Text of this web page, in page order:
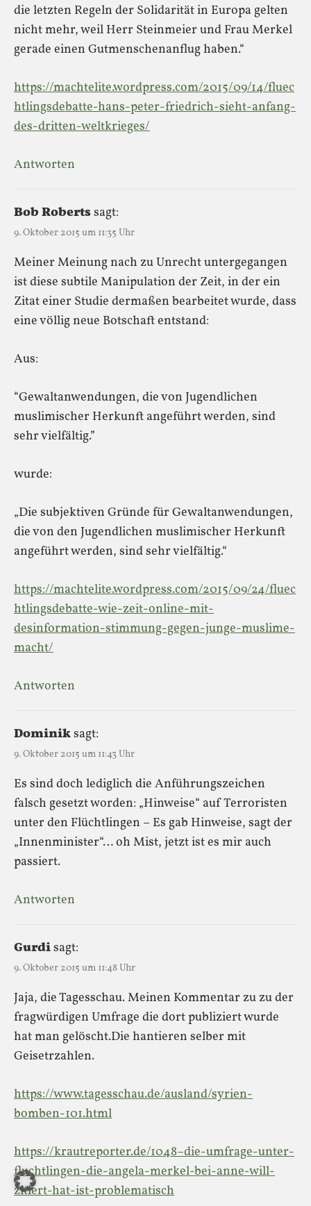
die letzten Regeln der Solidarität in Europa gelten
nicht mehr, weil Herr Steinmeier und Frau Merkel
gerade einen Gutmenschenanflug haben.“
https://machtelite.wordpress.com/2015/09/14/fluec
htlingsdebatte-hans-peter-friedrich-sieht-anfang-
des-dritten-weltkrieges/
Antworten
Bob Robertssagt:
9. Oktober 2015 um 11:35 Uhr
Meiner Meinung nach zu Unrecht untergegangen
ist diese subtile Manipulation der Zeit, in der ein
Zitat einer Studie dermaßen bearbeitet wurde, dass
eine völlig neue Botschaft entstand:
Aus:
“Gewaltanwendungen, die von Jugendlichen
muslimischer Herkunft angeführt werden, sind
sehr vielfältig.”
wurde:
„Die subjektiven Gründe für Gewaltanwendungen,
die von den Jugendlichen muslimischer Herkunft
angeführt werden, sind sehr vielfältig.“
https://machtelite.wordpress.com/2015/09/24/fluec
htlingsdebatte-wie-zeit-online-mit-
desinformation-stimmung-gegen-junge-muslime-
macht/
Antworten
Dominiksagt:
9. Oktober 2015 um 11:43 Uhr
Es sind doch lediglich die Anführungszeichen
falsch gesetzt worden: „Hinweise“ auf Terroristen
unter den Flüchtlingen – Es gab Hinweise, sagt der
„Innenminister“… oh Mist, jetzt ist es mir auch
passiert.
Antworten
Gurdisagt:
9. Oktober 2015 um 11:48 Uhr
Jaja, die Tagesschau. Meinen Kommentar zu zu der
fragwürdigen Umfrage die dort publiziert wurde
hat man gelöscht.Die hantieren selber mit
Geisetrzahlen.
https://www.tagesschau.de/ausland/syrien-
bomben-101.html
https://krautreporter.de/1048–die-umfrage-unter-
fluchtlingen-die-angela-merkel-bei-anne-will-
zitiert-hat-ist-problematisch